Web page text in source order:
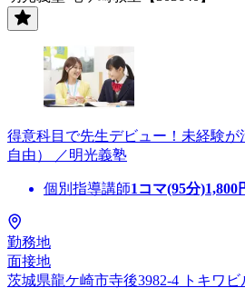
得意科目で先生デビュー！未経験が
自由） ／明光義塾
個別指導講師1コマ(95分)1,800
勤務地
面接地
茨城県龍ケ崎市寺後3982-4 トキワビ